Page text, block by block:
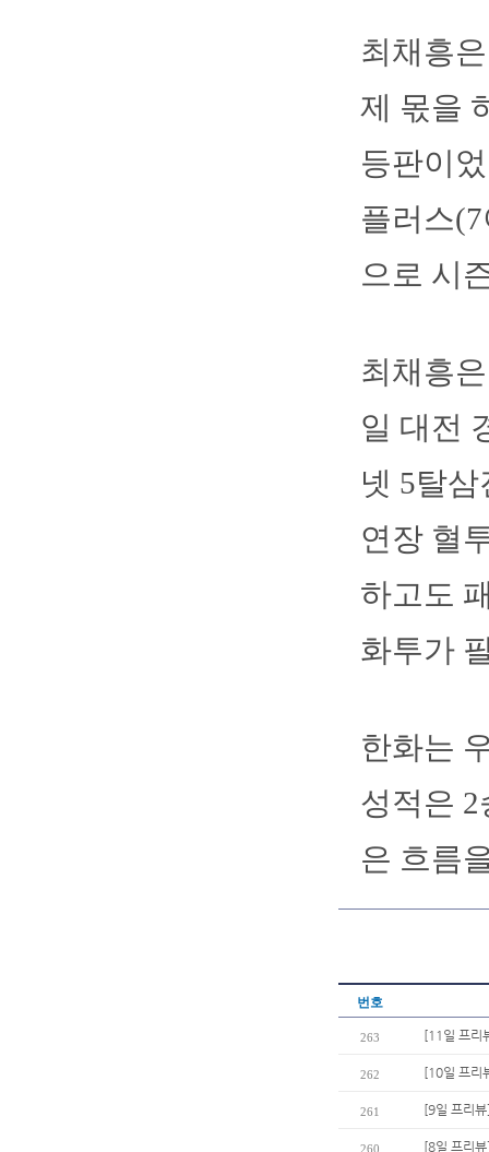
최채흥
제 몫을
등판이
플러스
으로 시
최채흥
일 대전
넷 5탈
연장 혈
하고도
화투가
한화는
성적은 2
은 흐름
번호
263 [11일 프리
262 [10일 프리
261 [9일 프리
260 [8일 프리